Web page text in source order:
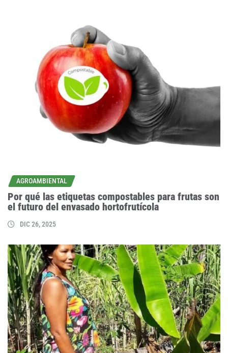
AGROAMBIENTAL
Por qué las etiquetas compostables para frutas son
el futuro del envasado hortofrutícola
DIC 26, 2025